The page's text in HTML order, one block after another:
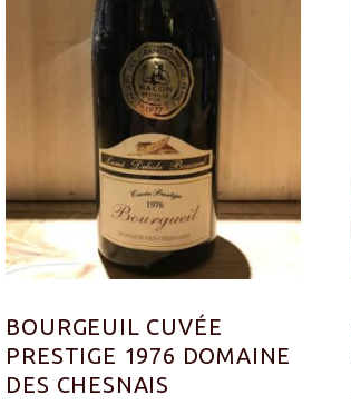
BOURGEUIL CUVÉE
PRESTIGE 1976 DOMAINE
DES CHESNAIS